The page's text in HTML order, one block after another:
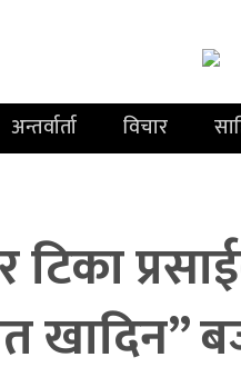
अन्तर्वार्ता विचार
खादिन”